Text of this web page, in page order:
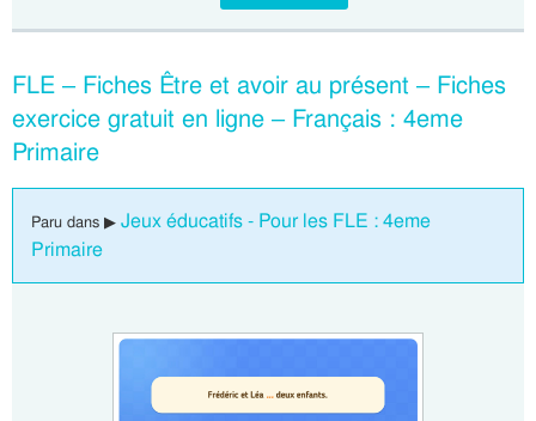
FLE – Fiches Être et avoir au présent – Fiches
exercice gratuit en ligne – Français : 4eme
Primaire
Paru dans ▶ Jeux éducatifs - Pour les FLE : 4eme
Primaire